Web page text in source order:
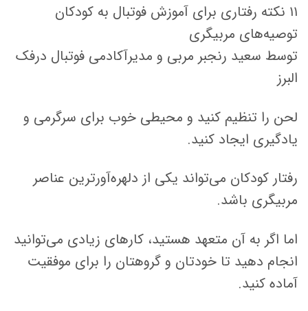
۱۱ نکته رفتاری برای آموزش فوتبال به کودکان
توصیه‌های مربیگری
توسط سعید رنجبر مربی و مدیرآکادمی فوتبال درفک
البرز
لحن را تنظیم کنید و محیطی خوب برای سرگرمی و
یادگیری ایجاد کنید.
رفتار کودکان می‌تواند یکی از دلهره‌آورترین عناصر
مربیگری باشد.
اما اگر به آن متعهد هستید، کارهای زیادی می‌توانید
انجام دهید تا خودتان و گروهتان را برای موفقیت
آماده کنید.